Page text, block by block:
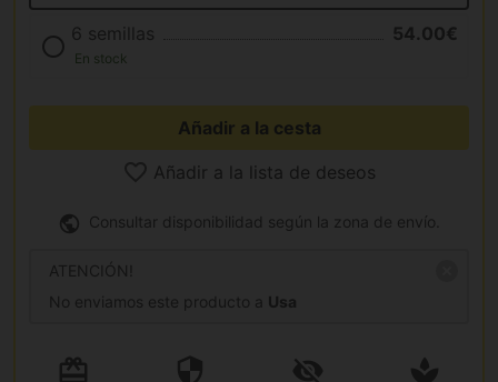
6 semillas 54.00€
En stock
Añadir a la cesta
Añadir a la lista de deseos
Consultar disponibilidad según la zona de envío.
ATENCIÓN!
No enviamos este producto a Usa